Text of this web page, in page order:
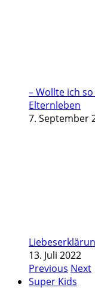
– Wollte ich
Elternleben
7. September
13. Juli 2022
Previous Next
Super Kids